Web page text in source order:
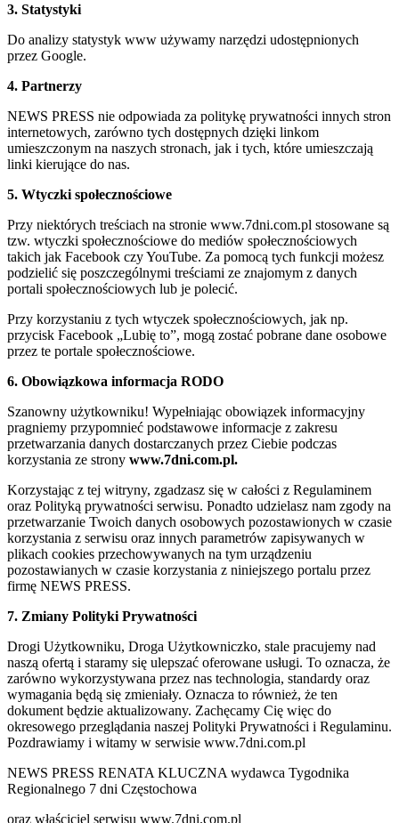
3. Statystyki
Do analizy statystyk www używamy narzędzi udostępnionych
przez Google.
4. Partnerzy
NEWS PRESS nie odpowiada za politykę prywatności innych stron
internetowych, zarówno tych dostępnych dzięki linkom
umieszczonym na naszych stronach, jak i tych, które umieszczają
linki kierujące do nas.
5. Wtyczki społecznościowe
Przy niektórych treściach na stronie www.7dni.com.pl stosowane są
tzw. wtyczki społecznościowe do mediów społecznościowych
takich jak Facebook czy YouTube. Za pomocą tych funkcji możesz
podzielić się poszczególnymi treściami ze znajomym z danych
portali społecznościowych lub je polecić.
Przy korzystaniu z tych wtyczek społecznościowych, jak np.
przycisk Facebook „Lubię to”, mogą zostać pobrane dane osobowe
przez te portale społecznościowe.
6. Obowiązkowa informacja RODO
Szanowny użytkowniku! Wypełniając obowiązek informacyjny
pragniemy przypomnieć podstawowe informacje z zakresu
przetwarzania danych dostarczanych przez Ciebie podczas
korzystania ze strony www.7dni.com.pl.
Korzystając z tej witryny, zgadzasz się w całości z Regulaminem
oraz Polityką prywatności serwisu. Ponadto udzielasz nam zgody na
przetwarzanie Twoich danych osobowych pozostawionych w czasie
korzystania z serwisu oraz innych parametrów zapisywanych w
plikach cookies przechowywanych na tym urządzeniu
pozostawianych w czasie korzystania z niniejszego portalu przez
firmę NEWS PRESS.
7. Zmiany Polityki Prywatności
Drogi Użytkowniku, Droga Użytkowniczko, stale pracujemy nad
naszą ofertą i staramy się ulepszać oferowane usługi. To oznacza, że
zarówno wykorzystywana przez nas technologia, standardy oraz
wymagania będą się zmieniały. Oznacza to również, że ten
dokument będzie aktualizowany. Zachęcamy Cię więc do
okresowego przeglądania naszej Polityki Prywatności i Regulaminu.
Pozdrawiamy i witamy w serwisie www.7dni.com.pl
NEWS PRESS RENATA KLUCZNA wydawca Tygodnika
Regionalnego 7 dni Częstochowa
oraz właściciel serwisu www.7dni.com.pl